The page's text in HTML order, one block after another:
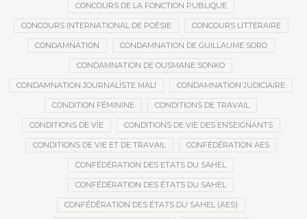
CONCOURS DE LA FONCTION PUBLIQUE
CONCOURS INTERNATIONAL DE POÉSIE CONCOURS LITTÉRAIRE
CONDAMNATION CONDAMNATION DE GUILLAUME SORO
CONDAMNATION DE OUSMANE SONKO
CONDAMNATION JOURNALISTE MALI CONDAMNATION JUDICIAIRE
CONDITION FÉMININE CONDITIONS DE TRAVAIL
CONDITIONS DE VIE CONDITIONS DE VIE DES ENSEIGNANTS
CONDITIONS DE VIE ET DE TRAVAIL CONFÉDÉRATION AES
CONFÉDÉRATION DES ETATS DU SAHEL
CONFÉDÉRATION DES ÉTATS DU SAHEL
CONFÉDÉRATION DES ÉTATS DU SAHEL (AES)